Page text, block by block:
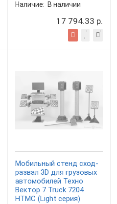
Наличие: В наличии
17 794.33 р.
Мобильный стенд сход-
развал 3D для грузовых
автомобилей Техно
Вектор 7 Truck 7204
HTMC (Light серия)